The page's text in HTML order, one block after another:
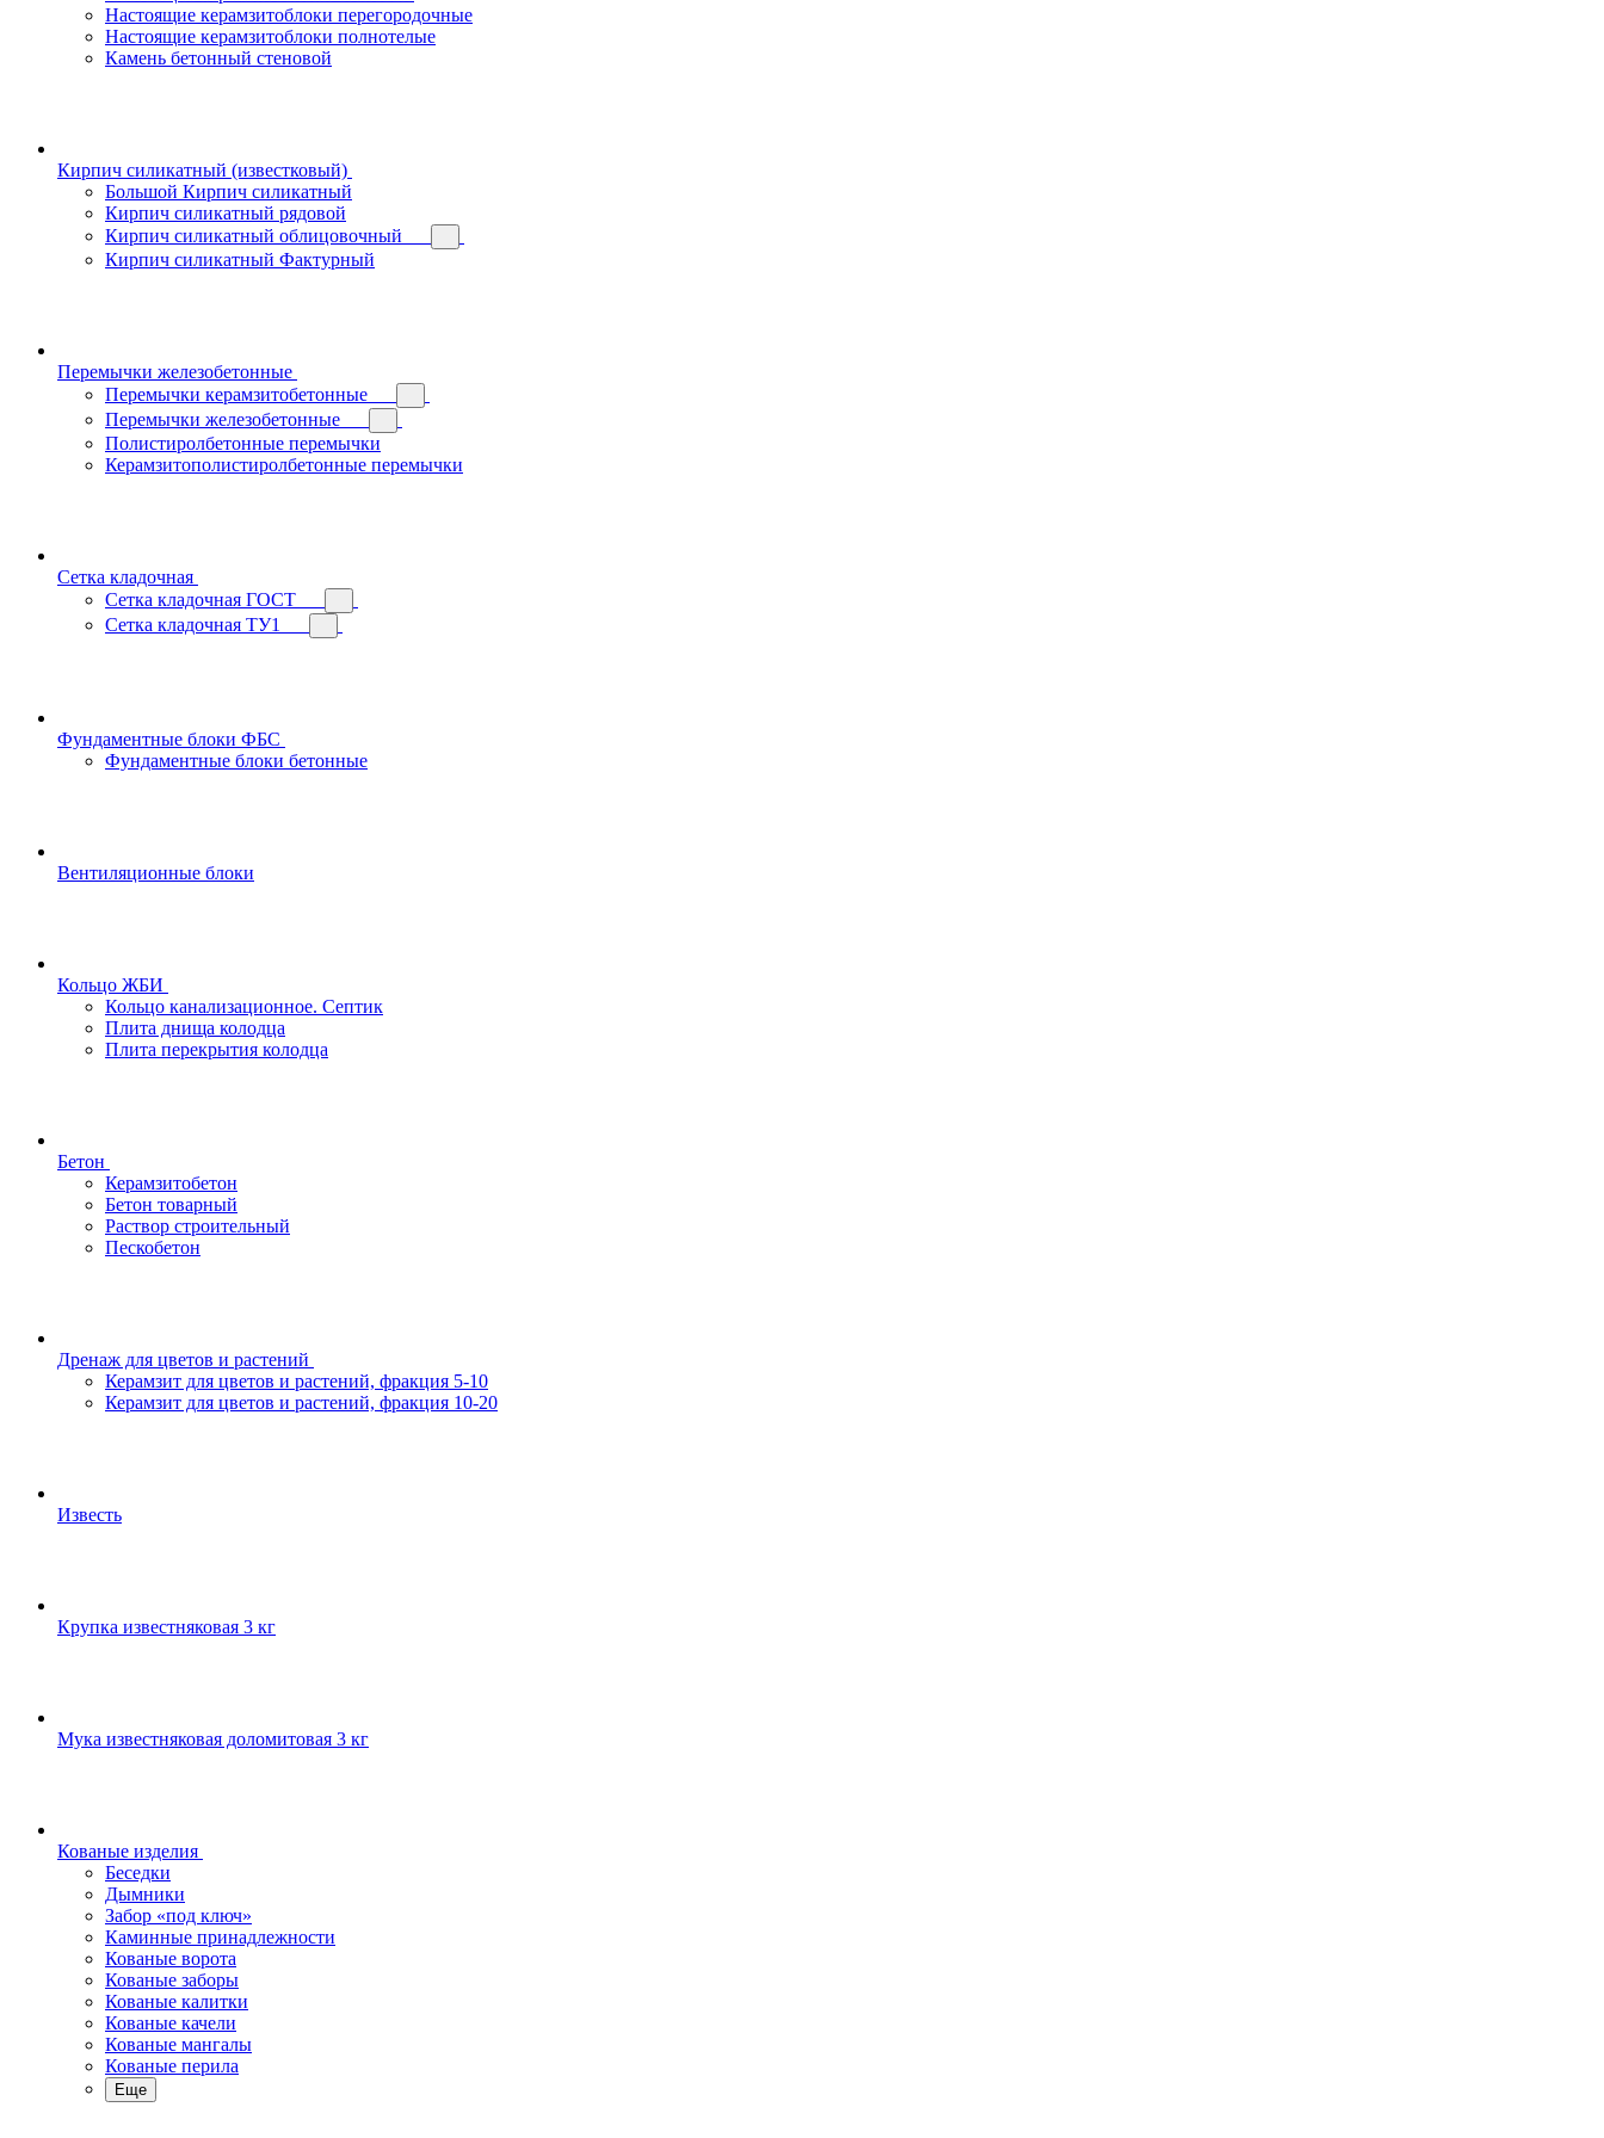
Настоящие керамзитоблоки перегородочные
Настоящие керамзитоблоки полнотелые
Камень бетонный стеновой
Кирпич силикатный (известковый)
Большой Кирпич силикатный
Кирпич силикатный рядовой
Кирпич силикатный облицовочный
Кирпич силикатный Фактурный
Перемычки железобетонные
Перемычки керамзитобетонные
Перемычки железобетонные
Полистиролбетонные перемычки
Керамзитополистиролбетонные перемычки
Сетка кладочная
Сетка кладочная ГОСТ
Сетка кладочная ТУ1
Фундаментные блоки ФБС
Фундаментные блоки бетонные
Вентиляционные блоки
Кольцо ЖБИ
Кольцо канализационное. Септик
Плита днища колодца
Плита перекрытия колодца
Бетон
Керамзитобетон
Бетон товарный
Раствор строительный
Пескобетон
Дренаж для цветов и растений
Керамзит для цветов и растений, фракция 5-10
Керамзит для цветов и растений, фракция 10-20
Известь
Крупка известняковая 3 кг
Мука известняковая доломитовая 3 кг
Кованые изделия
Беседки
Дымники
Забор «под ключ»
Каминные принадлежности
Кованые ворота
Кованые заборы
Кованые калитки
Кованые качели
Кованые мангалы
Кованые перила
Еще